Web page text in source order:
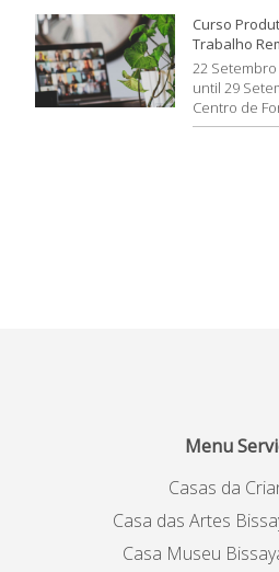
Curso
Trabalho
22 Setembro
until 29
Centro de
Menu
Casas da
Casa das Artes
Casa Museu